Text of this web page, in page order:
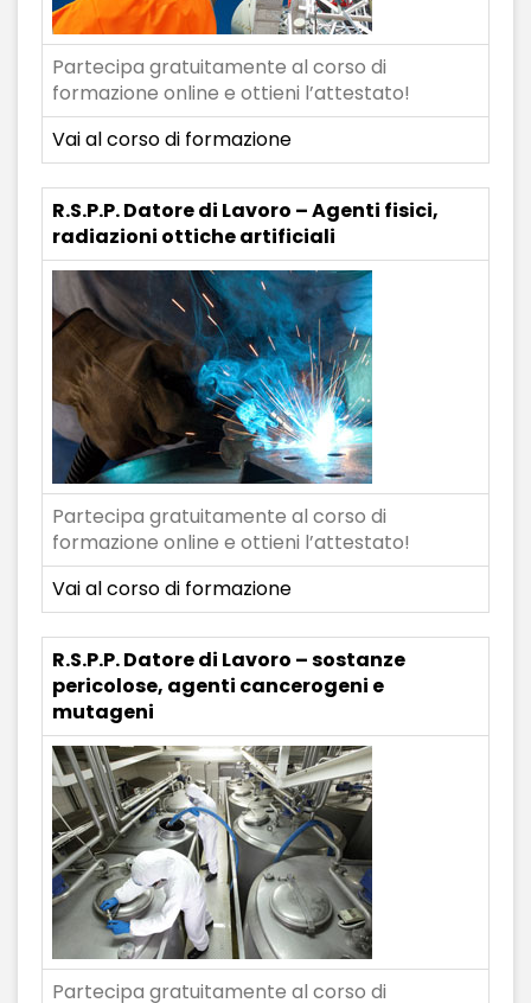
Partecipa gratuitamente al corso di
formazione online e ottieni l’attestato!
Vai al corso di formazione
R.S.P.P. Datore di Lavoro – Agenti fisici,
radiazioni ottiche artificiali
Partecipa gratuitamente al corso di
formazione online e ottieni l’attestato!
Vai al corso di formazione
R.S.P.P. Datore di Lavoro – sostanze
pericolose, agenti cancerogeni e
mutageni
Partecipa gratuitamente al corso di